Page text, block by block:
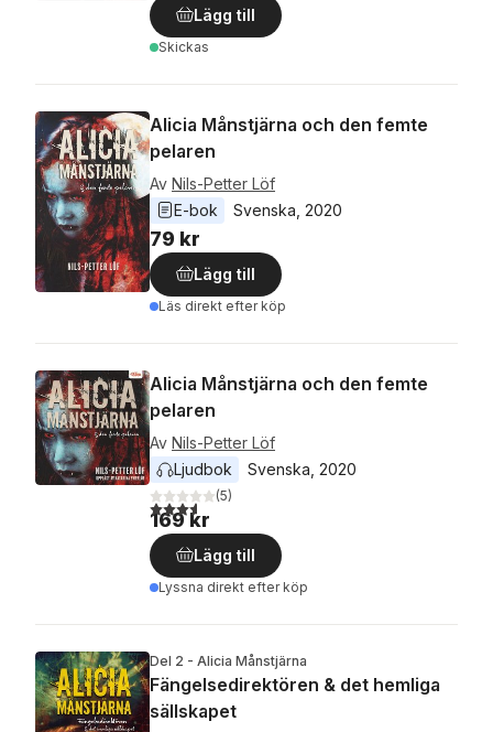
Lägg till
Skickas
Alicia Månstjärna och den femte
pelaren
Av Nils-Petter Löf
E-bok
Svenska 2020
79 kr
Lägg till
Läs direkt efter köp
Alicia Månstjärna och den femte
pelaren
Av Nils-Petter Löf
Ljudbok
Svenska 2020
3,6utav 5 stjärnor. Totalt antal röster:
(5)
169 kr
Lägg till
Lyssna direkt efter köp
Del 2 - Alicia Månstjärna
Fängelsedirektören & det hemliga
sällskapet